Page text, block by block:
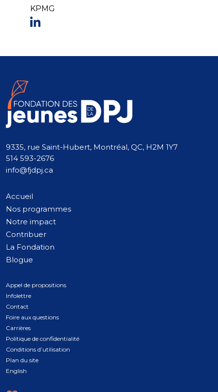
KPMG
9335, rue Saint-Hubert, Montréal, QC, H2M 1Y7
514 593-2676
info@fjdpj.ca
Accueil
Nos programmes
Notre impact
Contribuer
La Fondation
Blogue
Appel de propositions
Infolettre
Contact
Foire aux questions
Carrières
Politique de confidentialité
Conditions d’utilisation
Plan du site
English